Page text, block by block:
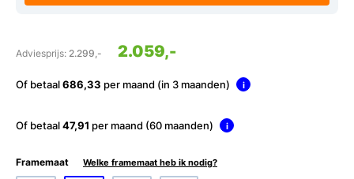
Adviesprijs: 2.299,- 2.059,-
Of betaal686,33 per maand (in 3 maanden) i
Of betaal47,91 per maand (60 maanden) i
Framemaat Welke framemaat heb ik nodig?